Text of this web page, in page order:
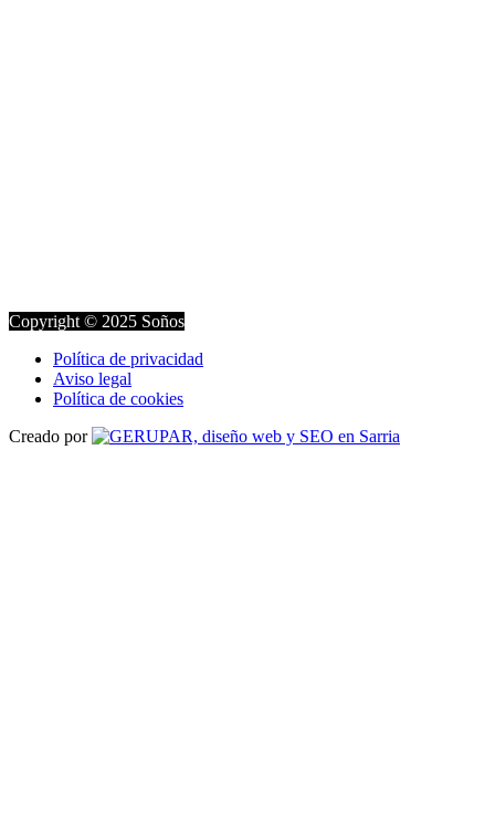
Copyright © 2025 Soños
Política de privacidad
Aviso legal
Política de cookies
Creado por